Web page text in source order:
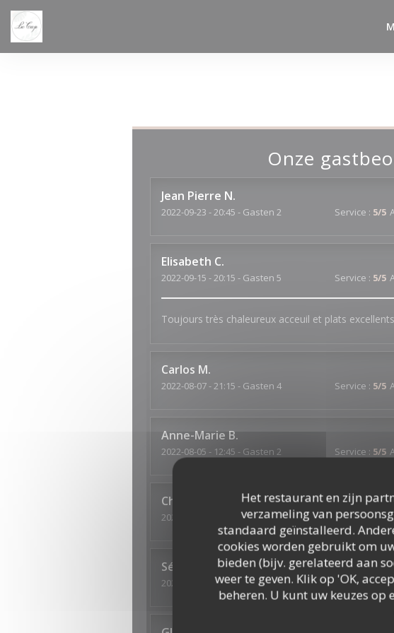
Cookies beheer paneel
Het restaurant en zijn
verzameling van
standaard geïnstalleerd.
cookies worden gebruikt om
bieden (bijv. gerelateerd aan
weer te geven. Klik op 'OK,
beheren. U kunt uw keuzes
Onze
Jean Pierre N
2022-09-23 - 20:45 - Gasten 2 Service : 5/5
Elisabeth C
2022-09-15 - 20:15 - Gasten 5 Service : 5/5
Toujours très chaleureux acceuil et plats
Carlos M
2022-08-07- 21:15 - Gasten 4 Service : 5/5
Anne-Marie B
2022-08-05 - 12:45 - Gasten 2 Service : 5/5
Christine
2022-07-21 - 20:15 - Gasten 2 Service:3/5
Séverine M
2022-07-10 - 19:30 - Gasten 4 Service:5/5